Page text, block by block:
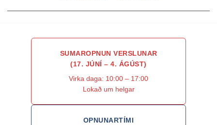
SUMAROPNUN VERSLUNAR
(17. JÚNÍ – 4. ÁGÚST)
Virka daga: 10:00 – 17:00
Lokað um helgar
OPNUNARTÍMI